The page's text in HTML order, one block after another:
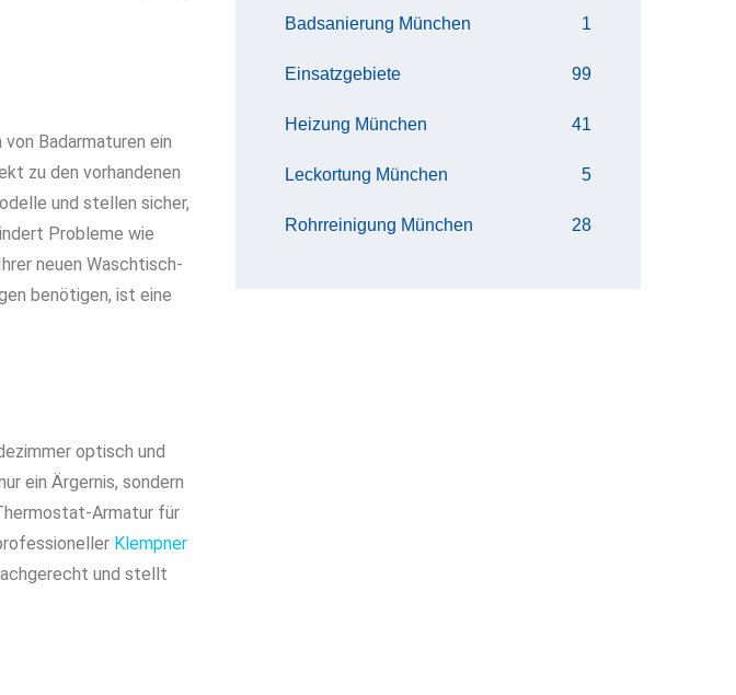
Badarmaturen ein
zu den vorhandenen
und stellen sicher,
Probleme wie
neuen Waschtisch-
benötigen, ist eine
optisch und
ein Ärgernis, sondern
Armatur für
Klempner
und stellt
Badsanierung München 1
Einsatzgebiete 99
Heizung München 41
Leckortung München 5
Rohrreinigung München 28